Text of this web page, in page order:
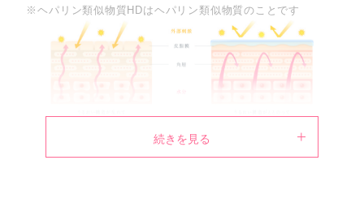
※ヘパリン類似物質HDはヘパリン類似物質のことです
肌あれしやすい乾燥肌に、全方位からアプ
続きを見る